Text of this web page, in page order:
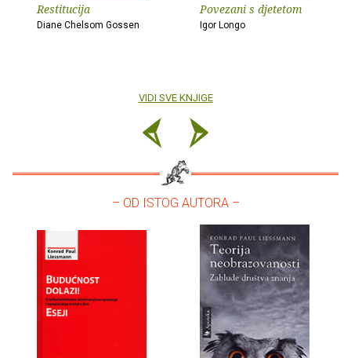
Restitucija
Diane Chelsom Gossen
Povezani s djetetom
Igor Longo
VIDI SVE KNJIGE
– OD ISTOG AUTORA –